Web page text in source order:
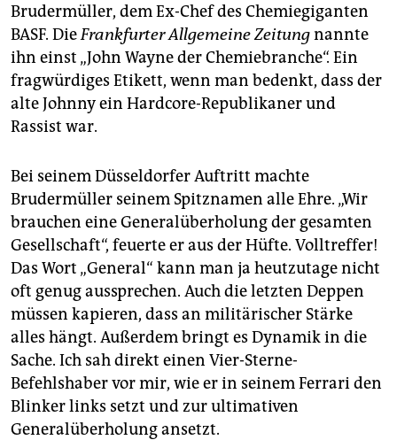
Brudermüller, dem Ex-Chef des Chemiegiganten
BASF. DieFrankfurter Allgemeine Zeitungnannte
ihn einst „John Wayne der Chemiebranche“. Ein
fragwürdiges Etikett, wenn man bedenkt, dass der
alte Johnny ein Hardcore-Republikaner und
Rassist war.
Bei seinem Düsseldorfer Auftritt machte
Brudermüller seinem Spitznamen alle Ehre. „Wir
brauchen eine Generalüberholung der gesamten
Gesellschaft“, feuerte er aus der Hüfte. Volltreffer!
Das Wort „General“ kann man ja heutzutage nicht
oft genug aussprechen. Auch die letzten Deppen
müssen kapieren, dass an militärischer Stärke
alles hängt. Außerdem bringt es Dynamik in die
Sache. Ich sah direkt einen Vier-Sterne-
Befehlshaber vor mir, wie er in seinem Ferrari den
Blinker links setzt und zur ultimativen
Generalüberholung ansetzt.